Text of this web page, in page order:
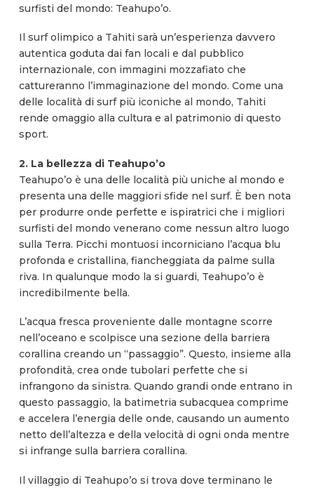
surfisti del mondo: Teahupo’o.
Il surf olimpico a Tahiti sarà un’esperienza davvero
autentica goduta dai fan locali e dal pubblico
internazionale, con immagini mozzafiato che
cattureranno l’immaginazione del mondo. Come una
delle località di surf più iconiche al mondo, Tahiti
rende omaggio alla cultura e al patrimonio di questo
sport.
2. La bellezza di Teahupo’o
Teahupo’o è una delle località più uniche al mondo e
presenta una delle maggiori sfide nel surf. È ben nota
per produrre onde perfette e ispiratrici che i migliori
surfisti del mondo venerano come nessun altro luogo
sulla Terra. Picchi montuosi incorniciano l’acqua blu
profonda e cristallina, fiancheggiata da palme sulla
riva. In qualunque modo la si guardi, Teahupo’o è
incredibilmente bella.
L’acqua fresca proveniente dalle montagne scorre
nell’oceano e scolpisce una sezione della barriera
corallina creando un “passaggio”. Questo, insieme alla
profondità, crea onde tubolari perfette che si
infrangono da sinistra. Quando grandi onde entrano in
questo passaggio, la batimetria subacquea comprime
e accelera l’energia delle onde, causando un aumento
netto dell’altezza e della velocità di ogni onda mentre
si infrange sulla barriera corallina.
Il villaggio di Teahupo’o si trova dove terminano le